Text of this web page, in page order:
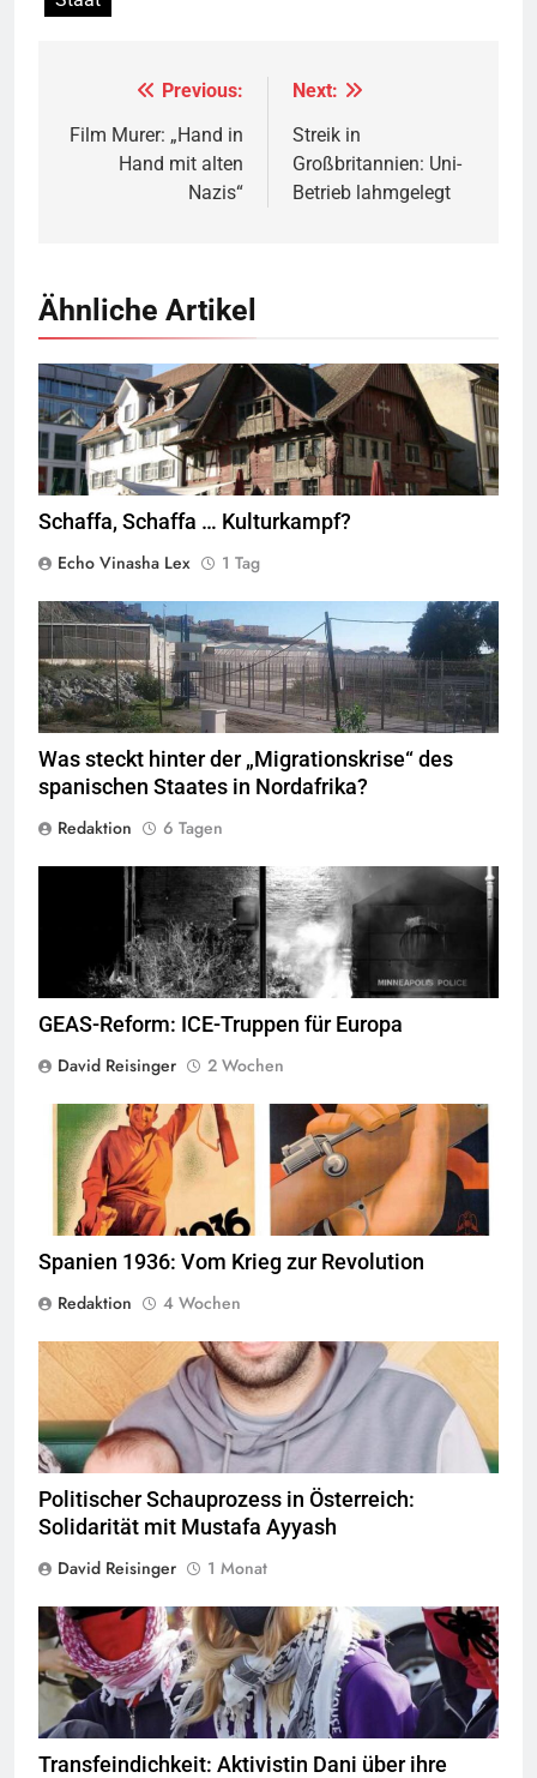
Beitragsnavigation
Previous:
Film Murer: „Hand in
Hand mit alten
Nazis“
Next:
Streik in
Großbritannien: Uni-
Betrieb lahmgelegt
Ähnliche Artikel
Rotes Haus, Dornbirn,Quelle© Böhringer FriedrichCC BY-SA 2.5
Wikimedia Commons
Schaffa, Schaffa … Kulturkampf?
Echo Vinasha Lex
1 Tag
Valla de la Frontera zwischen Ceuta und Marokko.Quelle©
Xemenendura, CA-
BY-SA-3.0
Was steckt hinter der „Migrationskrise“ des
spanischen Staates in Nordafrika?
Redaktion
6 Tagen
George Floyd Aufstand © Chad Davis.jpg
GEAS-Reform: ICE-Truppen für Europa
David Reisinger
2 Wochen
© Wikimedia Commons Quelle
Spanien 1936: Vom Krieg zur Revolution
Redaktion
4 Wochen
© Twitter Mustafa ayyash
Politischer Schauprozess in Österreich:
Solidarität mit Mustafa Ayyash
David Reisinger
1 Monat
© privat alle Rechte vorbehalten
Transfeindichkeit: Aktivistin Dani über ihre